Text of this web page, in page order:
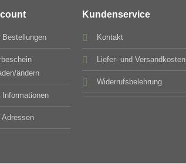
Bestellungen
ändern
Informationen
Adressen
Kundenservice
Kontakt
Liefer- und Versandkosten
Widerrufsbelehrung